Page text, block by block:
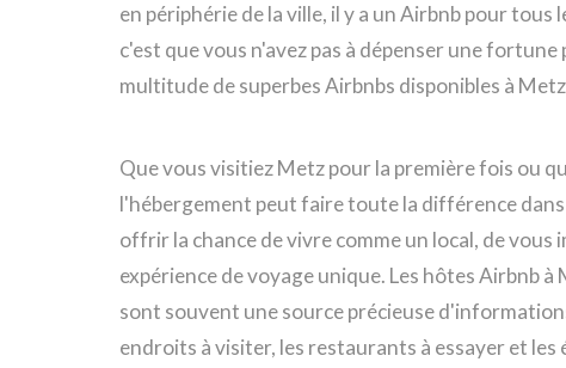
en périphérie de la ville, il y a un Airbnb pour
c'est que vous n'avez pas à dépenser une
multitude de superbes Airbnbs disponibles à
Que vous visitiez Metz pour la première fois ou
l'hébergement peut faire toute la différence
offrir la chance de vivre comme un local, de
expérience de voyage unique. Les hôtes Airbnb
sont souvent une source précieuse
endroits à visiter, les restaurants à essayer et les